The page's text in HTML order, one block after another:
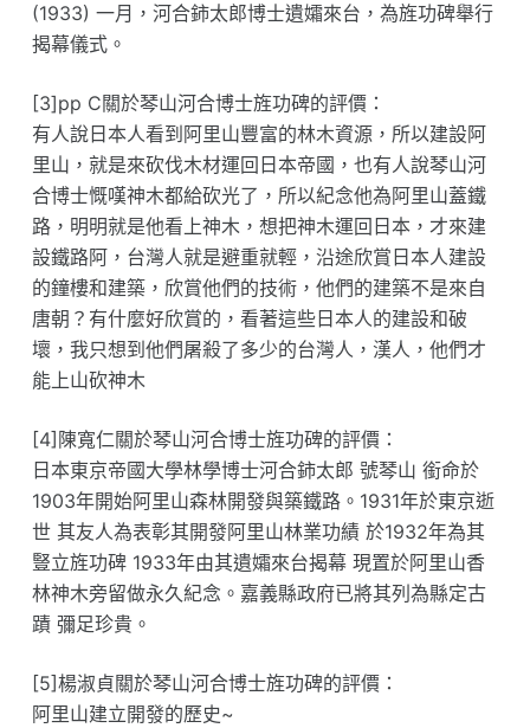
(1933) 一月，河合鈰太郎博士遺孀來台，為旌功碑舉行
揭幕儀式。
[3]pp C關於琴山河合博士旌功碑的評價：
有人說日本人看到阿里山豐富的林木資源，所以建設阿
里山，就是來砍伐木材運回日本帝國，也有人說琴山河
合博士慨嘆神木都給砍光了，所以紀念他為阿里山蓋鐵
路，明明就是他看上神木，想把神木運回日本，才來建
設鐵路阿，台灣人就是避重就輕，沿途欣賞日本人建設
的鐘樓和建築，欣賞他們的技術，他們的建築不是來自
唐朝？有什麼好欣賞的，看著這些日本人的建設和破
壞，我只想到他們屠殺了多少的台灣人，漢人，他們才
能上山砍神木
[4]陳寬仁關於琴山河合博士旌功碑的評價：
日本東京帝國大學林學博士河合鈰太郎 號琴山 銜命於
1903年開始阿里山森林開發與築鐵路。1931年於東京逝
世 其友人為表彰其開發阿里山林業功績 於1932年為其
豎立旌功碑 1933年由其遺孀來台揭幕 現置於阿里山香
林神木旁留做永久紀念。嘉義縣政府已將其列為縣定古
蹟 彌足珍貴。
[5]楊淑貞關於琴山河合博士旌功碑的評價：
阿里山建立開發的歷史~